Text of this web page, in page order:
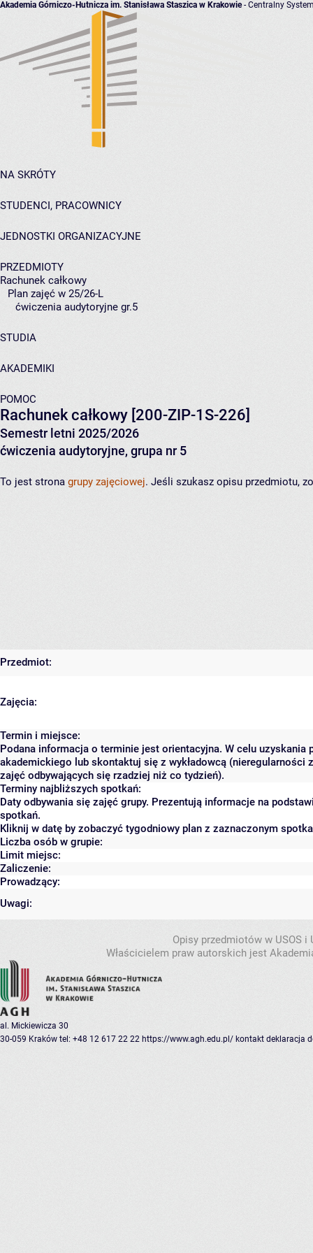
Akademia Górniczo-Hutnicza im. Stanisława Staszica w Krakowie- Centralny
NA SKRÓTY
STUDENCI, PRACOWNICY
JEDNOSTKI ORGANIZACYJNE
PRZEDMIOTY
Rachunek całkowy
Plan zajęć w 25/26-L
ćwiczenia audytoryjne gr.5
STUDIA
AKADEMIKI
POMOC
Rachunek całkowy [200-ZIP-1S-226]
Semestr letni 2025/2026
ćwiczenia audytoryjne, grupa nr 5
To jest strona grupy zajęciowej. Jeśli szukasz opisu przedmiotu,
Przedmiot:
Zajęcia:
Termin i miejsce:
Podana informacja o terminie jest orientacyjna. W celu
akademickiego lub skontaktuj się z wykładowcą (nieregularności
zajęć odbywających się rzadziej niż co tydzień).
Terminy najbliższych spotkań:
Daty odbywania się zajęć grupy. Prezentują informacje na
spotkań.
Kliknij w datę by zobaczyć tygodniowy plan z zaznaczonym
Liczba osób w grupie:
Limit miejsc:
Zaliczenie:
Prowadzący:
Uwagi:
Opisy przedmiotów w USOS
Właścicielem praw autorskich jest
al. Mickiewicza 30
30-059 Kraków tel: +48 12 617 22 22 https://www.agh.edu.pl/ kontakt deklaracja